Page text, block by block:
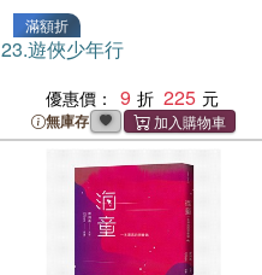
滿額折
23.遊俠少年行
優惠價： 9 225
無庫存